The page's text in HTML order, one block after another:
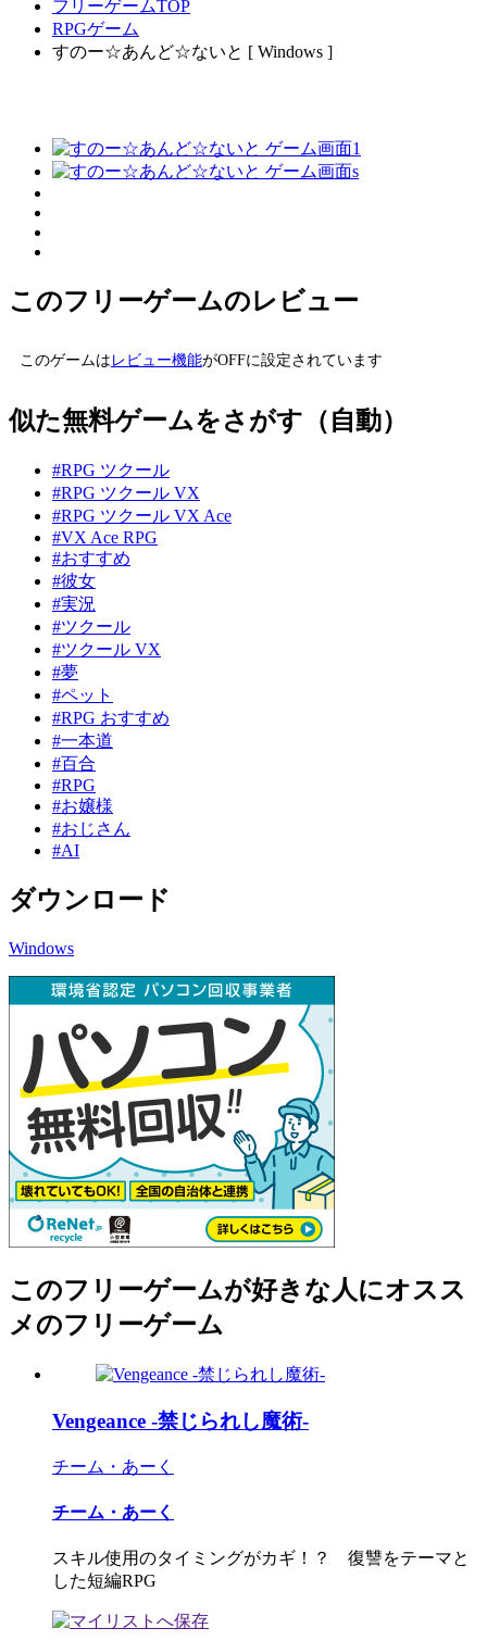
フリーゲームTOP
RPGゲーム
すのー☆あんど☆ないと [ Windows ]
このフリーゲームのレビュー
このゲームは レビュー機能がOFFに設定されています
似た無料ゲームをさがす（自動）
#RPG ツクール
#RPG ツクール VX
#RPG ツクール VX Ace
#VX Ace RPG
#おすすめ
#彼女
#実況
#ツクール
#ツクール VX
#夢
#ペット
#RPG おすすめ
#一本道
#百合
#RPG
#お嬢様
#おじさん
#AI
ダウンロード
Windows
このフリーゲームが好きな人にオスス
メのフリーゲーム
Vengeance -禁じられし魔術-
チーム・あーく
チーム・あーく
スキル使用のタイミングがカギ！？ 復讐をテーマと
した短編RPG